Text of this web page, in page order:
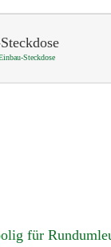
Steckdose
für